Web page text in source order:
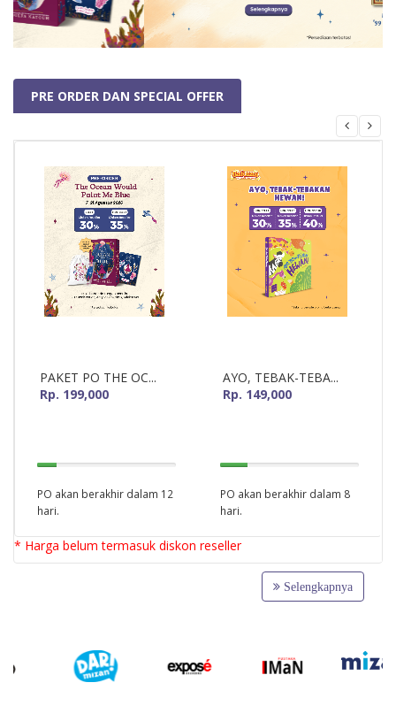
PRE ORDER DAN SPECIAL OFFER
PRE-ORDER
PAKET PO THE OC...
Rp. 199,000
14.285714285714%
Complete
PO akan berakhir dalam 12
hari.
PRE-ORDER
AYO, TEBAK-TEBA...
Rp. 149,000
20%
Complete
PO akan berakhir dalam 8
hari.
* Harga belum termasuk diskon reseller
Selengkapnya